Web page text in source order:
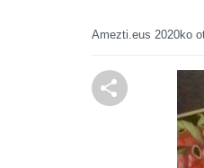
Amezti.eus 2020ko